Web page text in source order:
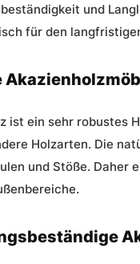
und
für den
ist ein sehr robustes
Holzarten. Die
und Stöße. Daher